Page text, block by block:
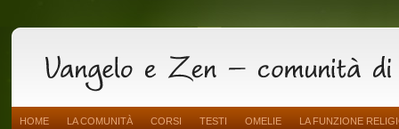
HOME LA COMUNITÀ CORSI TESTI OMELIE LA FUNZIONE